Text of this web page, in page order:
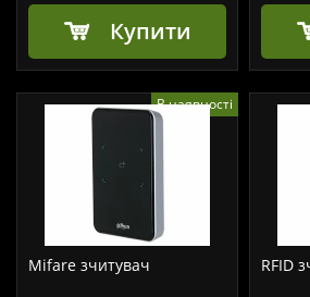
Купити
В наявності
Mifare зчитувач RFID